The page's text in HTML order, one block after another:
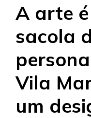
A arte
sacola
Vila
um